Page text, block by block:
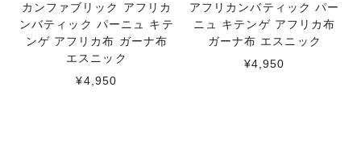
カンファブリック アフリカ
ンバティック パーニュ キテ
ンゲ アフリカ布 ガーナ布
エスニック
¥4,950
アフリカンバティック パー
ニュ キテンゲ アフリカ布
ガーナ布 エスニック
¥4,950